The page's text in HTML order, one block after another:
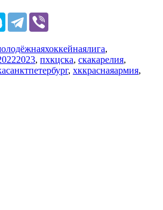
,
, пхкцска, скакарелия,
, хккраснаяармия,